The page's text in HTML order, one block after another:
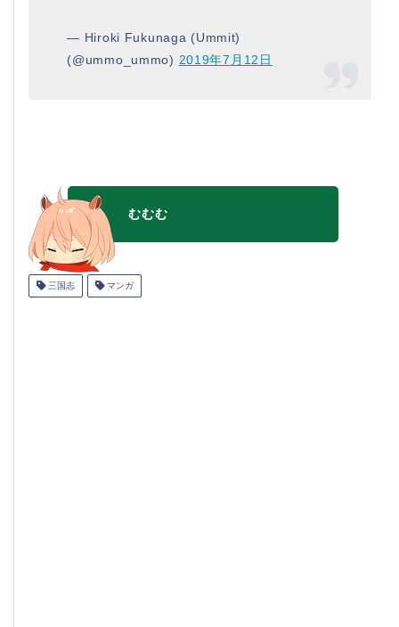
— Hiroki Fukunaga (Ummit)
(@ummo_ummo) 2019年7月12日
むむむ
三国志 マンガ